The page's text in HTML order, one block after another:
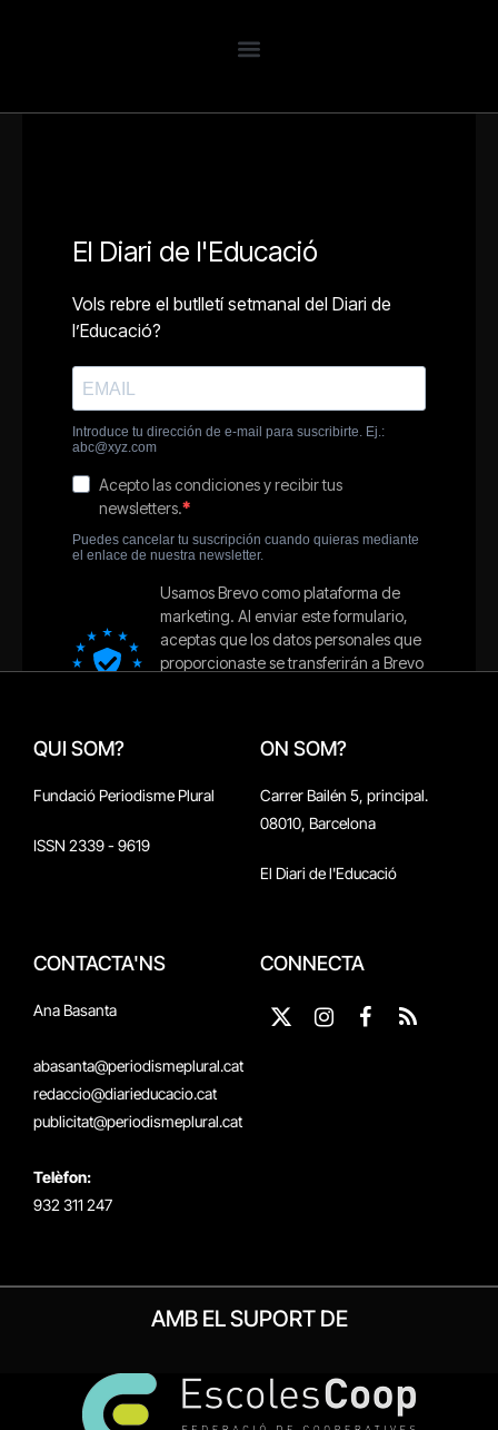
QUI SOM?
Fundació Periodisme Plural
ISSN 2339 - 9619
ON SOM?
Carrer Bailén 5, principal.
08010, Barcelona
El Diari de l'Educació
CONTACTA'NS
Ana Basanta
abasanta@periodismeplural.cat
redaccio@diarieducacio.cat
publicitat@periodismeplural.cat
Telèfon:
932 311 247
CONNECTA
X
Instagram
Facebook
RSS
AMB EL SUPORT DE